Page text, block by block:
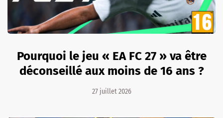
Pourquoi le jeu « EA FC 27 » va être
déconseillé aux moins de 16 ans ?
27 juillet 2026